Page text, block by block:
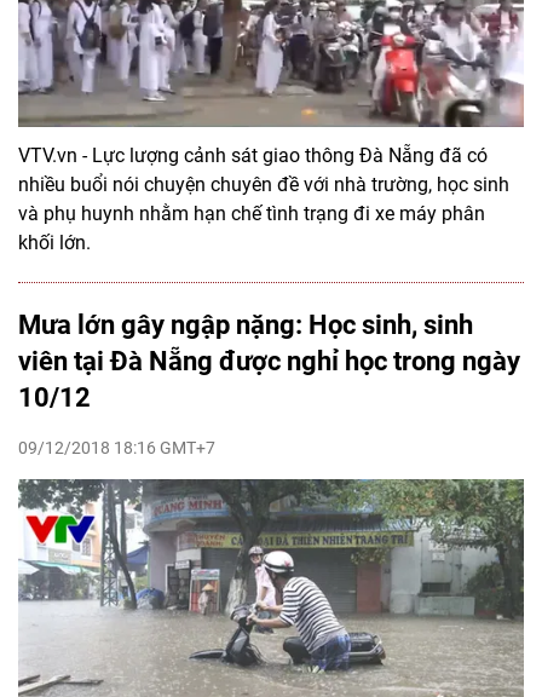
VTV.vn - Lực lượng cảnh sát giao thông Đà Nẵng đã có
nhiều buổi nói chuyện chuyên đề với nhà trường, học sinh
và phụ huynh nhằm hạn chế tình trạng đi xe máy phân
khối lớn.
Mưa lớn gây ngập nặng: Học sinh, sinh
viên tại Đà Nẵng được nghỉ học trong ngày
10/12
09/12/2018 18:16 GMT+7